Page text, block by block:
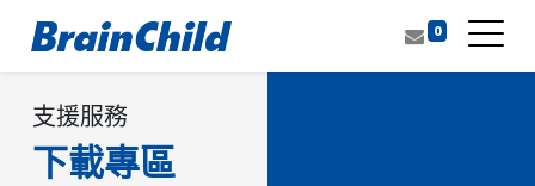
0
支援服務
下載專區